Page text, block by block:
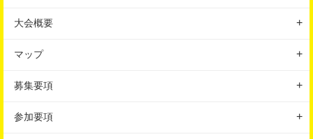
大会概要
大会の特徴
アクセス
マップ
コースマップ
募集要項
種目
参加要項